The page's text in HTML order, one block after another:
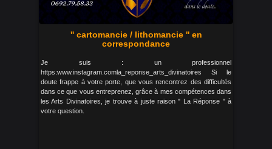
'' cartomancie / lithomancie '' en
correspondance
Je suis : un professionnel
https:www.instagram.comla_reponse_arts_divinatoires Si le
doute frappe à votre porte, que vous rencontrez des difficultés
dans ce que vous entreprenez, grâce à mes compétences dans
les Arts Divinatoires, je trouve à juste raison " La Réponse " à
votre question.